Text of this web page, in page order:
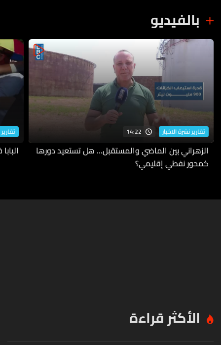
بالفيديو
تقارير نشرة الاخبار 14:22
الزهراني بين الماضي والمستقبل... هل تستعيد دورها
كمحور نفطي إقليمي؟
الأكثر قراءة